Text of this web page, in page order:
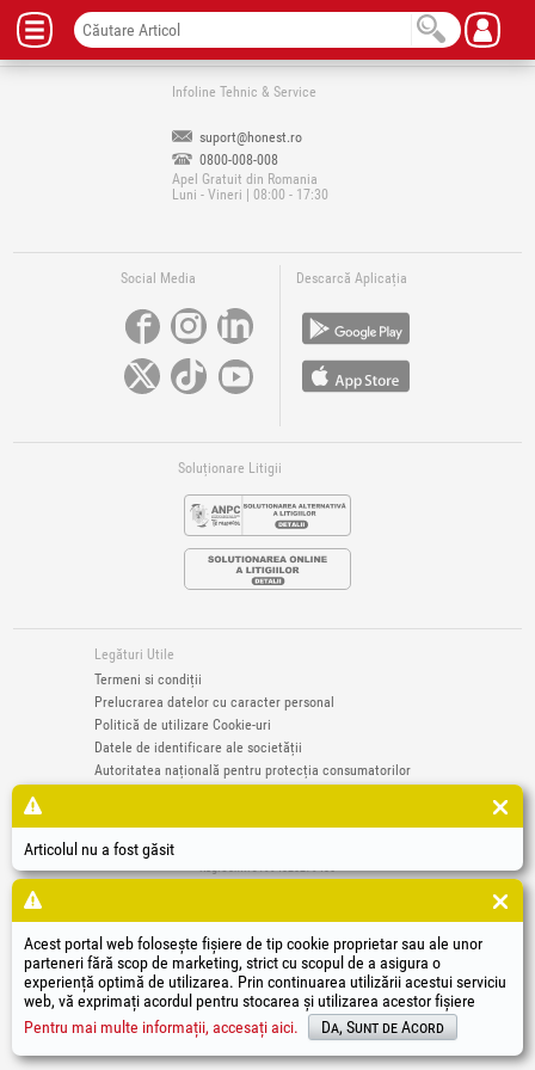
Infoline Tehnic & Service
suport@honest.ro
0800-008-008
Apel Gratuit din Romania
Luni - Vineri | 08:00 - 17:30
Social Media Descarcă Aplicația
Soluționare Litigii
Legături Utile
Termeni si condiții
Prelucrarea datelor cu caracter personal
Politică de utilizare Cookie-uri
Datele de identificare ale societății
Autoritatea națională pentru protecția consumatorilor
HGT , EvoTools , EvoSanitary , EvoTools +Plus , EvoSanitary +Plus , EvoSelect , EPTO , EPTO Plus ,
PowerForProfessionals
și siglele acestora sunt mărci înregistrate Honest General Trading SRL.
Copyright 1994-2026Honest General Trading SRL. Toate drepturile rezervate. CUI: 6615609,
Articolul nu a fost găsit
Acest portal web folosește fișiere de tip cookie proprietar sau ale unor
parteneri fără scop de marketing, strict cu scopul de a asigura o
experiență optimă de utilizarea. Prin continuarea utilizării acestui serviciu
web, vă exprimați acordul pentru stocarea și utilizarea acestor fișiere
Pentru mai multe informații, accesați aici.
Da, Sunt de Acord